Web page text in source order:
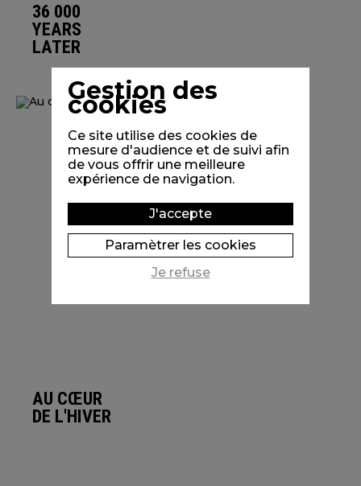
36 000
YEARS
LATER
AU CŒUR
DE L'HIVER
Gestion des
cookies
Ce site utilise des cookies de
mesure d'audience et de suivi afin
de vous offrir une meilleure
expérience de navigation.
J'accepte
Paramètrer les cookies
Je refuse